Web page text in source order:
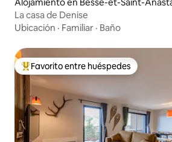
La casa de Denise
Ubicación · Familiar · Baño
Favorito entre huéspedes preferido
Favorito entre huéspedes